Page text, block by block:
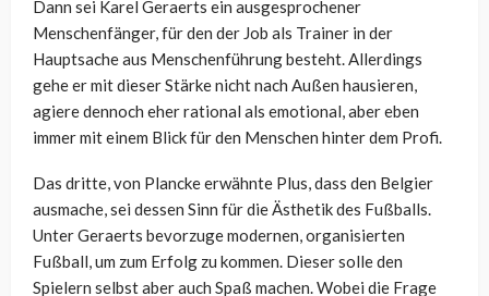
Dann sei Karel Geraerts ein ausgesprochener
Menschenfänger, für den der Job als Trainer in der
Hauptsache aus Menschenführung besteht. Allerdings
gehe er mit dieser Stärke nicht nach Außen hausieren,
agiere dennoch eher rational als emotional, aber eben
immer mit einem Blick für den Menschen hinter dem Profi.
Das dritte, von Plancke erwähnte Plus, dass den Belgier
ausmache, sei dessen Sinn für die Ästhetik des Fußballs.
Unter Geraerts bevorzuge modernen, organisierten
Fußball, um zum Erfolg zu kommen. Dieser solle den
Spielern selbst aber auch Spaß machen. Wobei die Frage